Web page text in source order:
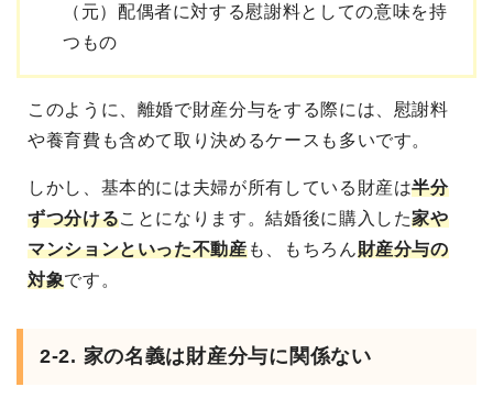
（元）配偶者に対する慰謝料としての意味を持
つもの
このように、離婚で財産分与をする際には、慰謝料
や養育費も含めて取り決めるケースも多いです。
しかし、基本的には夫婦が所有している財産は半分
ずつ分けることになります。結婚後に購入した家や
マンションといった不動産も、もちろん財産分与の
対象です。
2-2. 家の名義は財産分与に関係ない